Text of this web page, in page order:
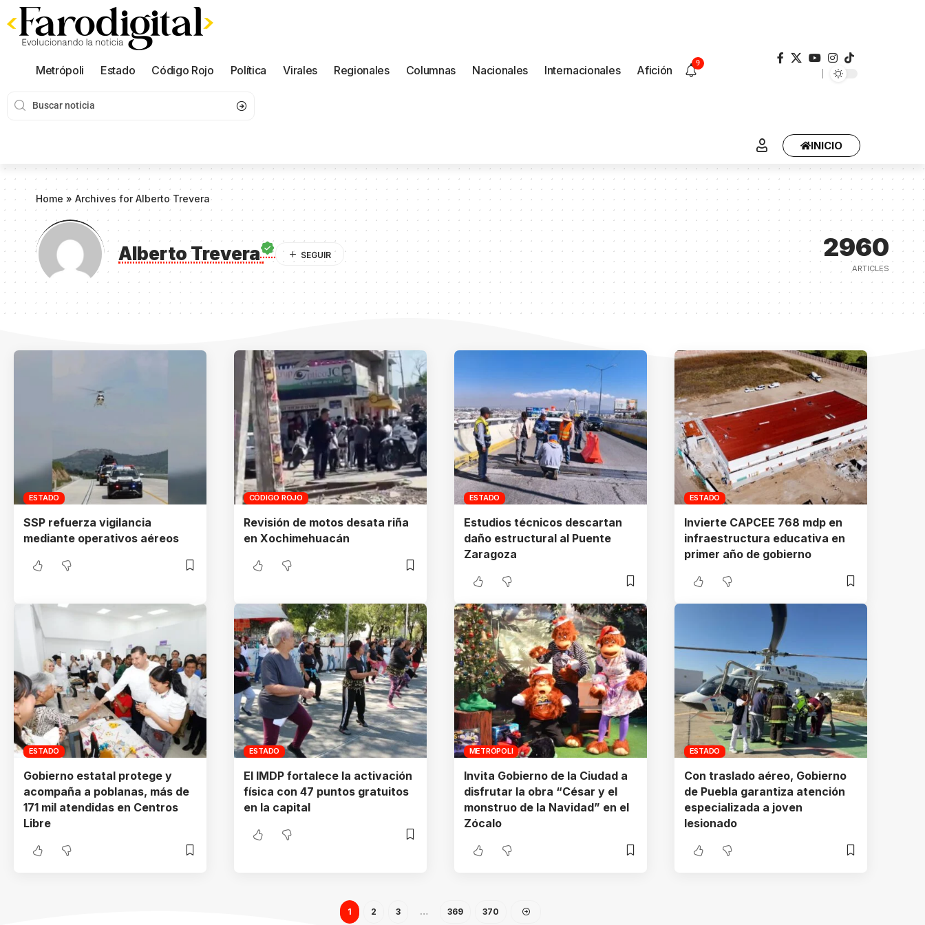
Metrópoli Estado Código Rojo Política Virales Regionales Columnas Nacionales Internacionales Afición
9
INICIO
Home » Archives for Alberto Trevera
Alberto Trevera 2960
ARTICLES
ESTADO
SSP refuerza vigilancia
mediante operativos aéreos
CÓDIGO ROJO
Revisión de motos desata riña
en Xochimehuacán
ESTADO
Estudios técnicos descartan
daño estructural al Puente
Zaragoza
ESTADO
Invierte CAPCEE 768 mdp en
infraestructura educativa en
primer año de gobierno
ESTADO
Gobierno estatal protege y
acompaña a poblanas, más de
171 mil atendidas en Centros
Libre
ESTADO
El IMDP fortalece la activación
física con 47 puntos gratuitos
en la capital
METRÓPOLI
Invita Gobierno de la Ciudad a
disfrutar la obra “César y el
monstruo de la Navidad” en el
Zócalo
ESTADO
Con traslado aéreo, Gobierno
de Puebla garantiza atención
especializada a joven
lesionado
1 2 3 … 369 370